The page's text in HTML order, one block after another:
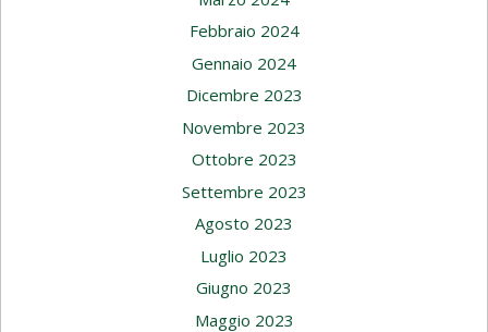
Febbraio 2024
Gennaio 2024
Dicembre 2023
Novembre 2023
Ottobre 2023
Settembre 2023
Agosto 2023
Luglio 2023
Giugno 2023
Maggio 2023